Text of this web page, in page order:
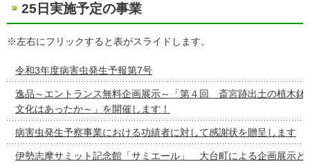
25日実施予定の事業
※左右にフリックすると表がスライドします。
令和3年度病害虫発生予報第7号
逸品～エントランス無料企画展示～「第４回 斎宮跡出土の植木鉢
文化はあったか～」を開催します！
病害虫発生予察事業における功績者に対して感謝状を贈呈します
伊勢志摩サミット記念館「サミエール」 大台町による企画展示と